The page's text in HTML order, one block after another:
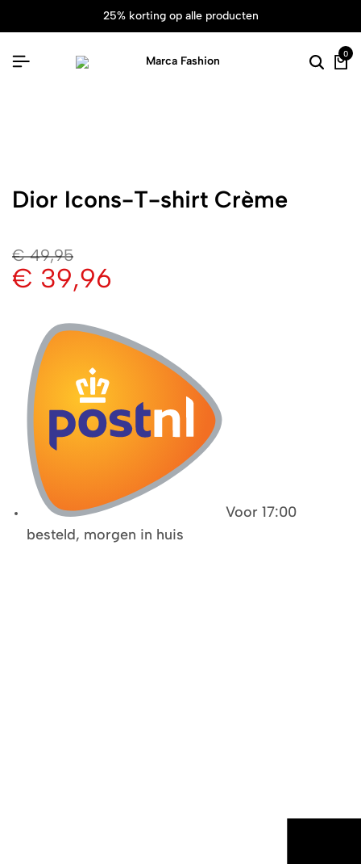
25% korting op alle producten
0
Dior Icons-T-shirt Crème
€49,95
€ 39,96
Voor 17:00
besteld, morgen in huis